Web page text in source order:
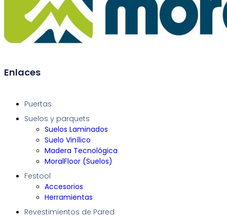
Enlaces
Puertas
Suelos y parquets
Suelos Laminados
Suelo Vinílico
Madera Tecnológica
MoralFloor (Suelos)
Festool
Accesorios
Herramientas
Revestimientos de Pared